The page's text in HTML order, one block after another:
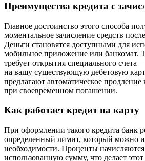
Преимущества кредита с
Главное достоинство этого способа
моментальное зачисление средств
Деньги становятся доступными для
мобильное приложение или банкомат.
требует открытия специального счета
на вашу существующую дебетовую
предлагают автоматическое
при своевременном погашении.
Как работает кредит на карту
При оформлении такого кредита банк
определенный лимит, который можно
необходимости. Проценты
использованную сумму, что делает